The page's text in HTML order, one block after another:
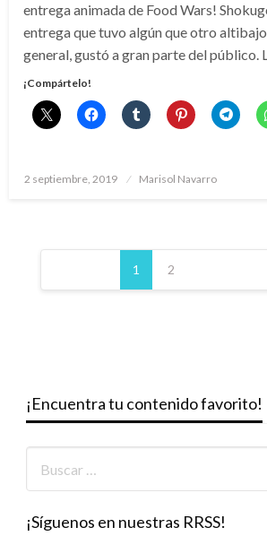
entrega animada de Food Wars!
entrega que tuvo algún que otro
general, gustó a gran parte del público.
¡Compártelo!
Publicado
2 septiembre, 2019 Marisol Navarro
Paginación
entradas
1 2
¡Encuentra tu contenido favorito!
¡Síguenos en nuestras RRSS!